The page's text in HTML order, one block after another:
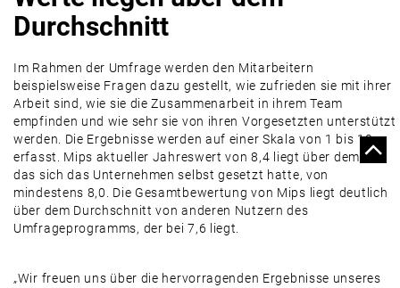
Durchschnitt
Im Rahmen der Umfrage werden den Mitarbeitern
beispielsweise Fragen dazu gestellt, wie zufrieden sie mit ihrer
Arbeit sind, wie sie die Zusammenarbeit in ihrem Team
empfinden und wie sehr sie von ihren Vorgesetzten unterstützt
werden. Die Ergebnisse werden auf einer Skala von 1 bis 10
erfasst. Mips aktueller Jahreswert von 8,4 liegt über dem Ziel,
das sich das Unternehmen selbst gesetzt hatte, von
mindestens 8,0. Die Gesamtbewertung von Mips liegt deutlich
über dem Durchschnitt von anderen Nutzern des
Umfrageprogramms, der bei 7,6 liegt.
„Wir freuen uns über die hervorragenden Ergebnisse unseres